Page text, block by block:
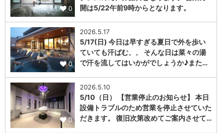
0
開は5/22午前9時からとなります。
0
2026.5.17
5/17(日) 今日は早すぎる夏日で外を歩い
ていても汗ばむ、、 そんな日は菜々の湯
で汗を流してはいかがでしょうか♪また…
0
2026.5.10
5/10（日） 【営業停止のお知らせ】 本日
設備トラブルのため営業を停止させていた
だきます。 復旧次第改めてご案内させて…